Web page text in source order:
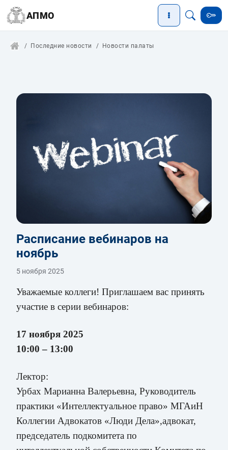
АПМО
Последние новости Новости палаты
Расписание вебинаров на
ноябрь
5 ноября 2025
Уважаемые коллеги! Приглашаем вас принять
участие в серии вебинаров:
17 ноября 2025
10:00 – 13:00
Лектор:
Урбах Марианна Валерьевна, Руководитель
практики «Интеллектуальное право» МГАиН
Коллегии Адвокатов «Люди Дела»,адвокат,
председатель подкомитета по